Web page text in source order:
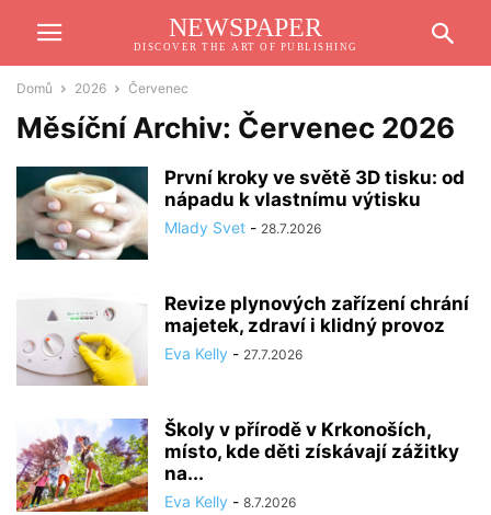
NEWSPAPER
DISCOVER THE ART OF PUBLISHING
Domů 2026 Červenec
Měsíční Archiv: Červenec 2026
První kroky ve světě 3D tisku: od
nápadu k vlastnímu výtisku
Mlady Svet - 28.7.2026
Revize plynových zařízení chrání
majetek, zdraví i klidný provoz
Eva Kelly - 27.7.2026
Školy v přírodě v Krkonoších,
místo, kde děti získávají zážitky
na...
Eva Kelly - 8.7.2026